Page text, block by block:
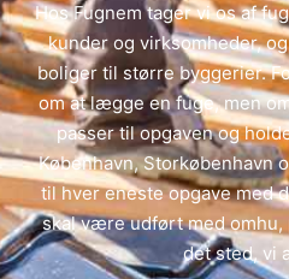
Hos Fugnem tager vi os af
kunder og virksomheder,
boliger til større byggerier.
om at lægge en fuge, men
passer til opgaven og
København, Storkøbenhavn
til hver eneste opgave med
skal være udført med
det sted, vi